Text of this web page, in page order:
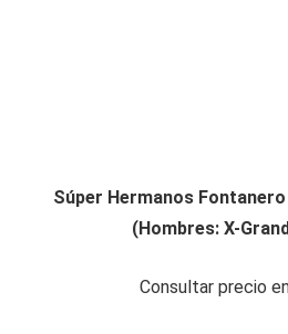
Súper Hermanos
(Hombres: X-
Consultar precio